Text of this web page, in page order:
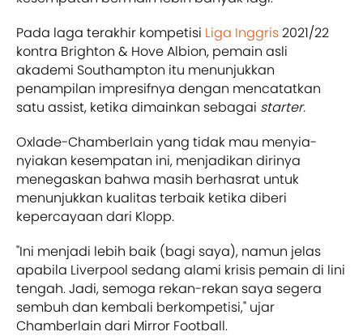
Pada laga terakhir kompetisi Liga Inggris2021/22
kontra Brighton & Hove Albion, pemain asli
akademi Southampton itu menunjukkan
penampilan impresifnya dengan mencatatkan
satu assist, ketika dimainkan sebagai starter.
Oxlade-Chamberlain yang tidak mau menyia-
nyiakan kesempatan ini, menjadikan dirinya
menegaskan bahwa masih berhasrat untuk
menunjukkan kualitas terbaik ketika diberi
kepercayaan dari Klopp.
"Ini menjadi lebih baik (bagi saya), namun jelas
apabila Liverpool sedang alami krisis pemain di lini
tengah. Jadi, semoga rekan-rekan saya segera
sembuh dan kembali berkompetisi," ujar
Chamberlain dari Mirror Football.